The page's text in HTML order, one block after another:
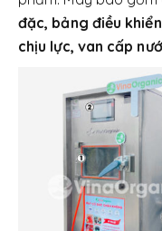
đặc, bảng điều
chịu lực, van cấp